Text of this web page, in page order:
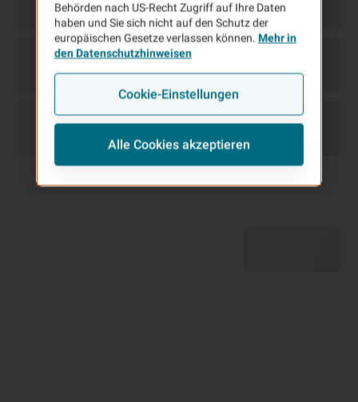
Behörden nach US-Recht Zugriff auf Ihre Daten
haben und Sie sich nicht auf den Schutz der
europäischen Gesetze verlassen können. Mehr in
den Datenschutzhinweisen
Cookie-Einstellungen
Alle Cookies akzeptieren